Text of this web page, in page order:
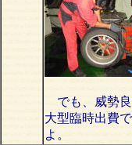
でも、威勢良
大型臨時出費
よ。